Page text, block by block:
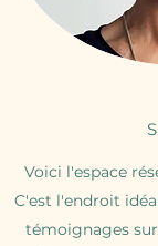
Voici l'espace
C'est l'endroit
témoignages